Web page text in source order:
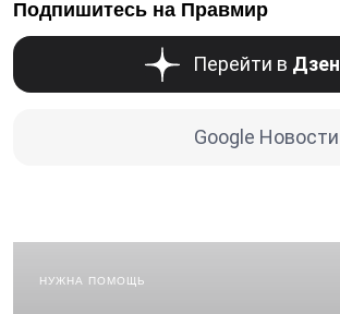
Подпишитесь на Правмир
Перейти в Дзен
Google Новости
НУЖНА ПОМОЩЬ